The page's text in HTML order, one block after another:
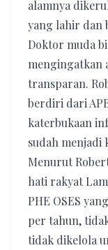
alamnya
yang lahir dan
Doktor muda
mengingatkan
transparan.
berdiri dari
katerbukaan
sudah menjadi
Menurut
hati rakyat
PHE OSES
per tahun,
tidak dikelola